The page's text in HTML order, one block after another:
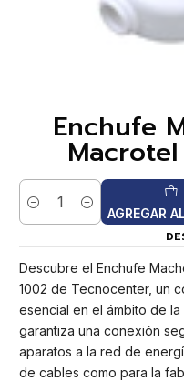
Enchufe
Cantidad AGREGAR
Descubre el Enchufe
1002 de Tecnocenter, un
esencial en el ámbito de
garantiza una conexión
aparatos a la red de
de cables como para la